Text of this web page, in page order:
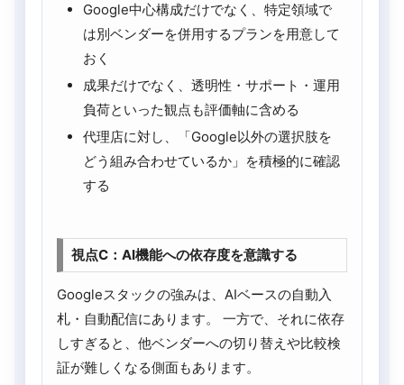
Google中心構成だけでなく、特定領域で
は別ベンダーを併用するプランを用意して
おく
成果だけでなく、透明性・サポート・運用
負荷といった観点も評価軸に含める
代理店に対し、「Google以外の選択肢を
どう組み合わせているか」を積極的に確認
する
視点C：AI機能への依存度を意識する
Googleスタックの強みは、AIベースの自動入
札・自動配信にあります。 一方で、それに依存
しすぎると、他ベンダーへの切り替えや比較検
証が難しくなる側面もあります。